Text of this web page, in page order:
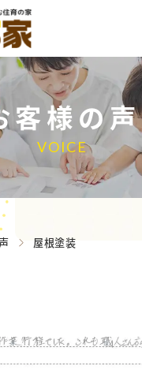
客様の声
VOICE
屋根塗装